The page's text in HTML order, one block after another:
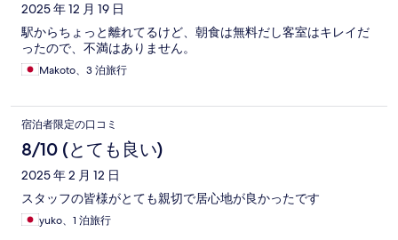
2025 年 12 月 19 日
駅からちょっと離れてるけど、朝食は無料だし客室はキレイだ
ったので、不満はありません。
Makoto、3 泊旅行
宿泊者限定の口コミ
8/10 (とても良い)
2025 年 2 月 12 日
スタッフの皆様がとても親切で居心地が良かったです
yuko、1 泊旅行